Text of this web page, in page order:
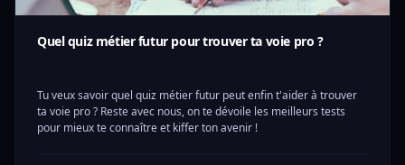
Quel quiz métier futur pour trouver ta voie pro ?
Tu veux savoir quel quiz métier futur peut enfin t'aider à trouver
ta voie pro ? Reste avec nous, on te dévoile les meilleurs tests
pour mieux te connaître et kiffer ton avenir !